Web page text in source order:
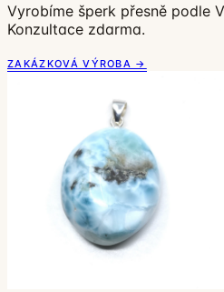
Vyrobíme šperk přesně podle
Konzultace zdarma.
ZAKÁZKOVÁ VÝROBA →